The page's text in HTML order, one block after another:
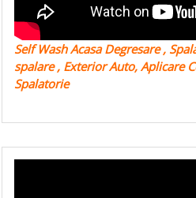
Self Wash Acasa Degresare ,
spalare , Exterior Auto, Aplicare
Spalatorie